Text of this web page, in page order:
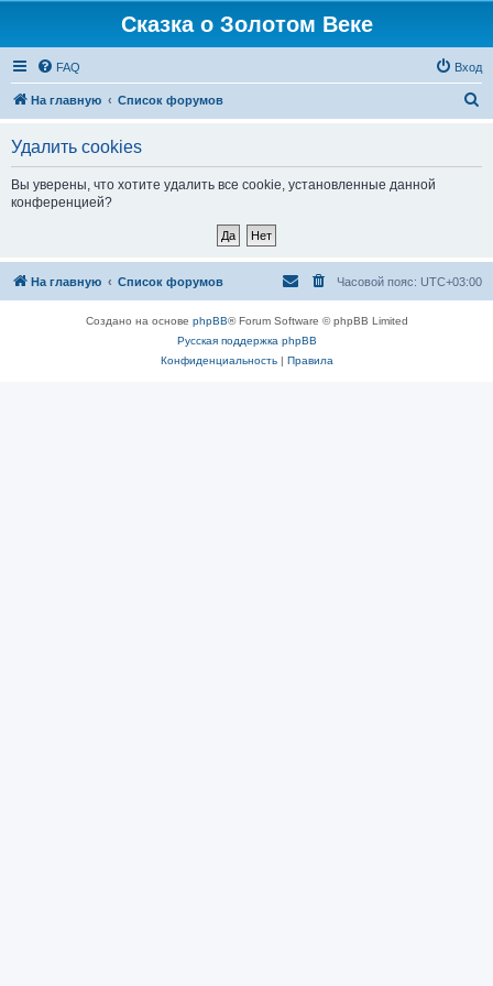
Сказка о Золотом Веке
FAQ Вход
На главную Список форумов
Удалить cookies
Вы уверены, что хотите удалить все cookie, установленные данной
конференцией?
На главную Список форумов Часовой пояс: UTC+03:00
Создано на основе phpBB® Forum Software © phpBB Limited
Русская поддержка phpBB
Конфиденциальность| Правила